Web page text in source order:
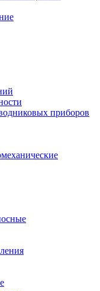
приборов